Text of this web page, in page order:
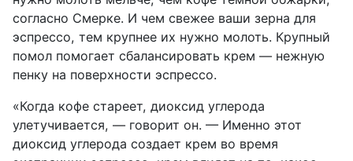
согласно Смерке. И чем свежее ваши зерна для
эспрессо, тем крупнее их нужно молоть. Крупный
помол помогает сбалансировать крем — нежную
пенку на поверхности эспрессо.
«Когда кофе стареет, диоксид углерода
улетучивается, — говорит он. — Именно этот
диоксид углерода создает крем во время